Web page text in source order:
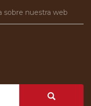
sobre nuestra web